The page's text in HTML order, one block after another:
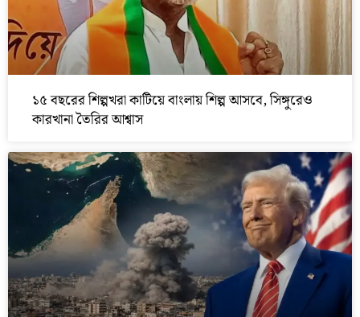
১৫ বছরের শিল্পখরা কাটিয়ে বাংলায় শিল্প আসবে, সিঙ্গুরেও
কারখানা তৈরির আশ্বাস